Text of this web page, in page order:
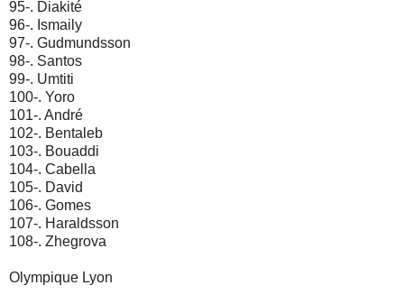
95-. Diakité
96-. Ismaily
97-. Gudmundsson
98-. Santos
99-. Umtiti
100-. Yoro
101-. André
102-. Bentaleb
103-. Bouaddi
104-. Cabella
105-. David
106-. Gomes
107-. Haraldsson
108-. Zhegrova
Olympique Lyon